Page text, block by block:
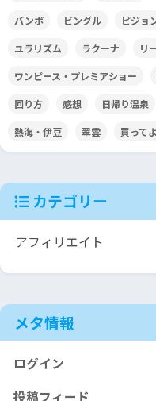
バンボ ビングル ピジョ
ユラリズム ラクーナ リ
ワンピース・プレミアショー
回り方 感想 日帰り温泉
熱海・伊豆 翠雲 買って
カテゴリー
メタ情報
ログイン
投稿フィード